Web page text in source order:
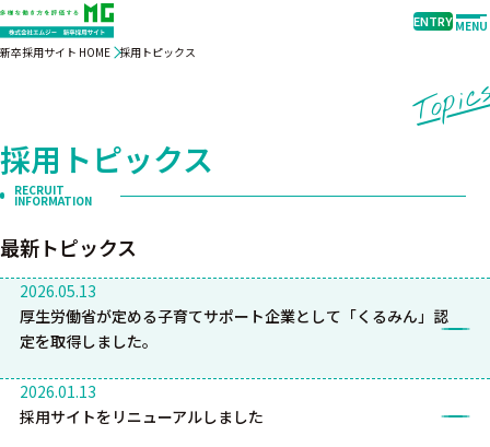
ENTRY MENU
新卒採用サイト HOME 採用トピックス
採用トピックス
RECRUIT
INFORMATION
最新トピックス
2026.05.13
厚生労働省が定める子育てサポート企業として「くるみん」認
定を取得しました。
2026.01.13
採用サイトをリニューアルしました